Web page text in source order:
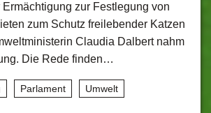
zur Festlegung von
zum Schutz freilebender Katzen
Claudia Dalbert nahm
Die Rede finden…
Parlament Umwelt